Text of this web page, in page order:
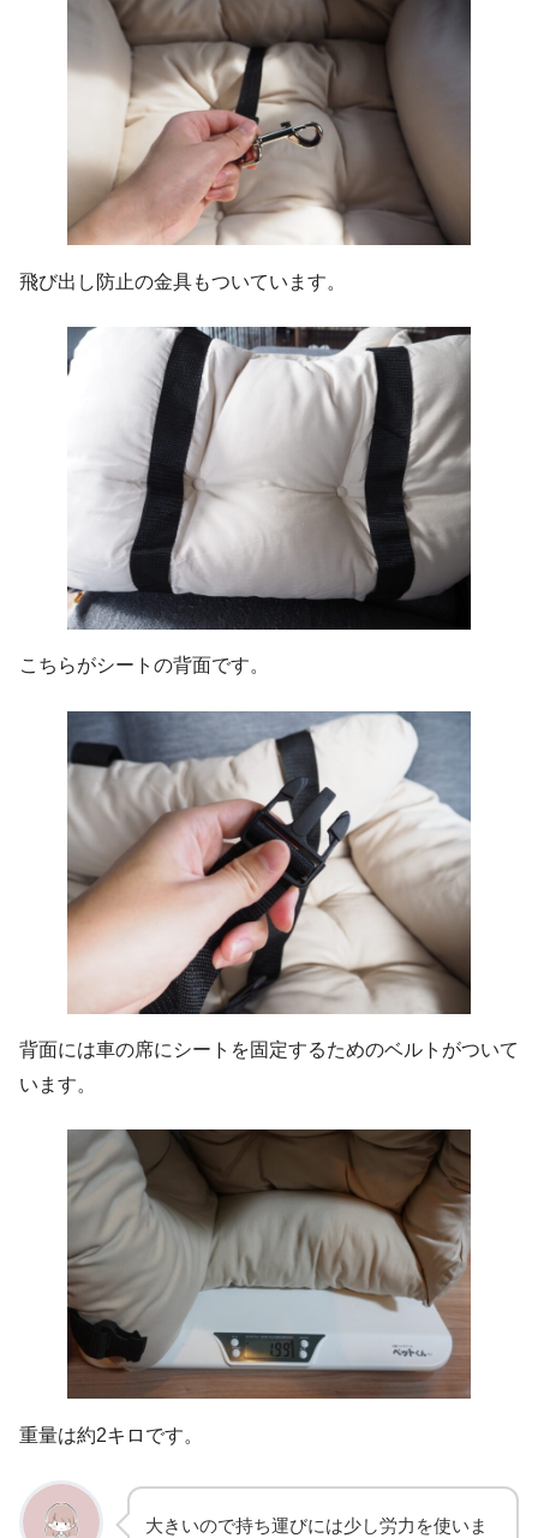
飛び出し防止の金具もついています。
こちらがシートの背面です。
背面には車の席にシートを固定するためのベルトがついて
います。
重量は約2キロです。
大きいので持ち運びには少し労力を使いま